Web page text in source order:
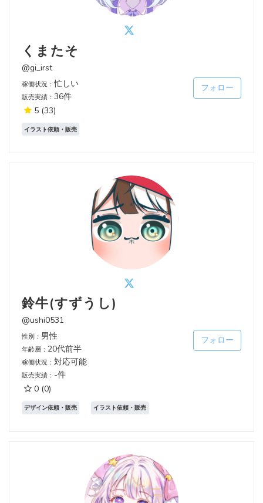
くまたそ
@gi_irst
稼働状況：忙しい
販売実績： 36件
5 (33)
フォロー
イラスト依頼・販売
鈴牛(すずうし)
@ushi0531
性別： 男性
年齢層： 20代前半
稼働状況： 対応可能
販売実績： -件
0 (0)
フォロー
デザイン依頼・販売 イラスト依頼・販売